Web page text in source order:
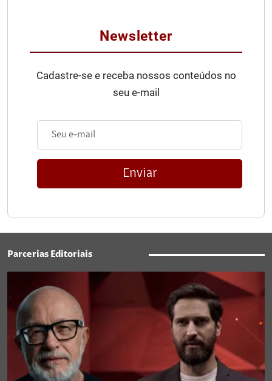
Newsletter
Cadastre-se e receba nossos conteúdos no
seu e-mail
Enviar
Parcerias Editoriais